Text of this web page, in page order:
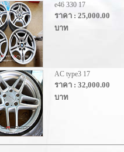
e46 330 17
ราคา : 25,000.00
บาท
AC type3 17
ราคา : 32,000.00
บาท